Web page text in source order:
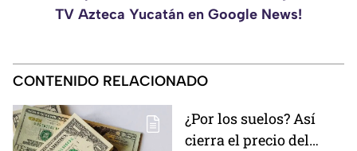
TV Azteca Yucatán en Google News!
CONTENIDO RELACIONADO
¿Por los suelos? Así
cierra el precio del